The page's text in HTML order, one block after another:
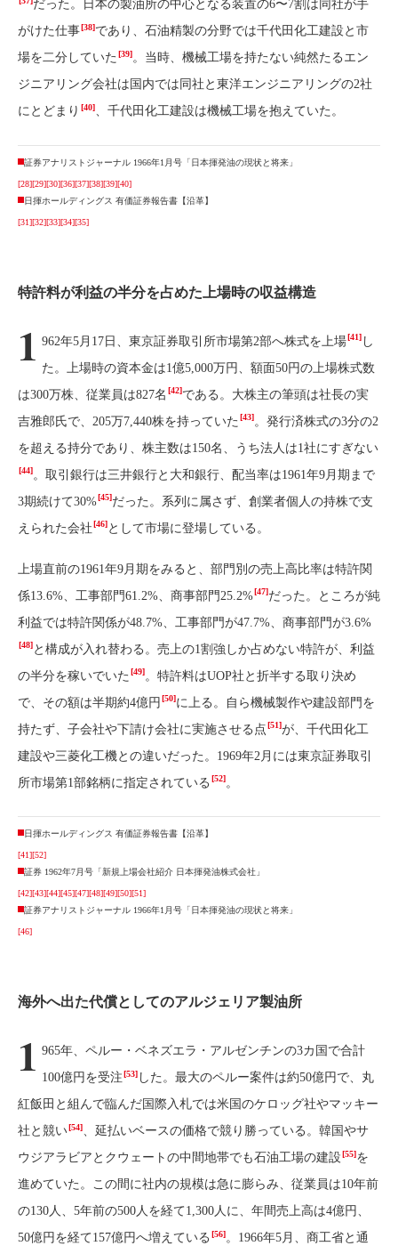
だった。日本の製油所の中心となる装置の6〜7割は同社が手
がけた仕事[38]であり、石油精製の分野では千代田化工建設と市
場を二分していた [39]。当時、機械工場を持たない純然たるエン
ジニアリング会社は国内では同社と東洋エンジニアリングの2社
にとどまり [40]、千代田化工建設は機械工場を抱えていた。
証券アナリストジャーナル 1966年1月号「日本揮発油の現状と将来」
[28][29][30][36][37][38][39][40]
日揮ホールディングス 有価証券報告書【沿革】
[31][32][33][34][35]
特許料が利益の半分を占めた上場時の収益構造
1 962年5月17日、東京証券取引所市場第2部へ株式を上場[41] し
た。上場時の資本金は1億5,000万円、額面50円の上場株式数
は300万株、従業員は827名 [42]である。大株主の筆頭は社長の実
吉雅郎氏で、205万7,440株を持っていた [43]。発行済株式の3分の2
を超える持分であり、株主数は150名、うち法人は1社にすぎない
[44]。取引銀行は三井銀行と大和銀行、配当率は1961年9月期まで
3期続けて30%[45]だった。系列に属さず、創業者個人の持株で支
えられた会社[46]として市場に登場している。
上場直前の1961年9月期をみると、部門別の売上高比率は特許関
係13.6%、工事部門61.2%、商事部門25.2%[47]だった。ところが純
利益では特許関係が48.7%、工事部門が47.7%、商事部門が3.6%
[48]と構成が入れ替わる。売上の1割強しか占めない特許が、利益
の半分を稼いでいた [49]。特許料はUOP社と折半する取り決め
で、その額は半期約4億円 [50]に上る。自ら機械製作や建設部門を
持たず、子会社や下請け会社に実施させる点[51]が、千代田化工
建設や三菱化工機との違いだった。1969年2月には東京証券取引
所市場第1部銘柄に指定されている [52]。
日揮ホールディングス 有価証券報告書【沿革】
[41][52]
証券 1962年7月号「新規上場会社紹介 日本揮発油株式会社」
[42][43][44][45][47][48][49][50][51]
証券アナリストジャーナル 1966年1月号「日本揮発油の現状と将来」
[46]
海外へ出た代償としてのアルジェリア製油所
1 965年、ペルー・ベネズエラ・アルゼンチンの3カ国で合計
100億円を受注 [53] した。最大のペルー案件は約50億円で、丸
紅飯田と組んで臨んだ国際入札では米国のケロッグ社やマッキー
社と競い[54]、延払いベースの価格で競り勝っている。韓国やサ
ウジアラビアとクウェートの中間地帯でも石油工場の建設[55]を
進めていた。この間に社内の規模は急に膨らみ、従業員は10年前
の130人、5年前の500人を経て1,300人に、年間売上高は4億円、
50億円を経て157億円へ増えている [56]。1966年5月、商工省と通